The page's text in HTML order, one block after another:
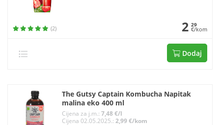
(2) 2 29
€/kom
Dodaj
The Gutsy Captain Kombucha Napitak
malina eko 400 ml
Cijena za j.m.:7,48 €/l
Cijena 02.05.2025.:2,99 €/kom